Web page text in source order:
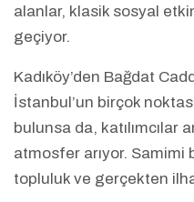
alanlar, klasik sosyal
geçiyor.
Kadıköy’den Bağdat
İstanbul’un birçok
bulunsa da, katılımcılar
atmosfer arıyor. Samimi
topluluk ve gerçekten